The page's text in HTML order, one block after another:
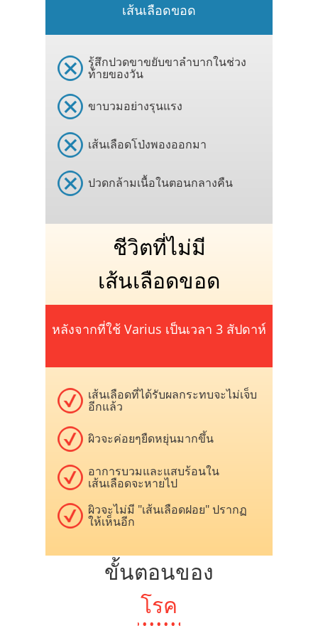
เส้นเลือดขอด
รู้สึกปวดขาขยับขาลำบากในช่วง
ท้ายของวัน
ขาบวมอย่างรุนแรง
เส้นเลือดโป่งพองออกมา
ปวดกล้ามเนื้อในตอนกลางคืน
ชีวิตที่ไม่มี
เส้นเลือดขอด
หลังจากที่ใช้ Varius เป็นเวลา 3 สัปดาห์
เส้นเลือดที่ได้รับผลกระทบจะไม่เจ็บ
อีกแล้ว
ผิวจะค่อยๆยืดหยุ่นมากขึ้น
อาการบวมและแสบร้อนใน
เส้นเลือดจะหายไป
ผิวจะไม่มี "เส้นเลือดฝอย" ปรากฏ
ให้เห็นอีก
ขั้นตอนของ
โรค